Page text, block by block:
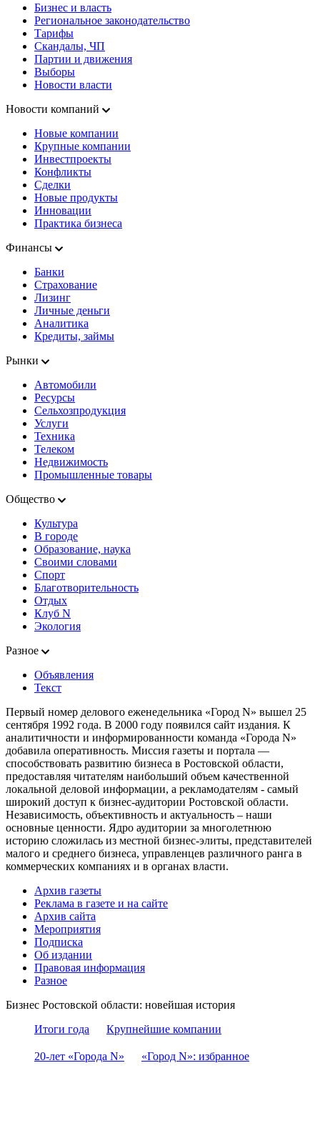
Бизнес и власть
Региональное законодательство
Тарифы
Скандалы, ЧП
Партии и движения
Выборы
Новости власти
Новости компаний
Новые компании
Крупные компании
Инвестпроекты
Конфликты
Сделки
Новые продукты
Инновации
Практика бизнеса
Финансы
Банки
Страхование
Лизинг
Личные деньги
Аналитика
Кредиты, займы
Рынки
Автомобили
Ресурсы
Сельхозпродукция
Услуги
Техника
Телеком
Недвижимость
Промышленные товары
Общество
Культура
В городе
Образование, наука
Своими словами
Спорт
Благотворительность
Отдых
Клуб N
Экология
Разное
Объявления
Текст
Первый номер делового еженедельника «Город N» вышел 25
сентября 1992 года. В 2000 году появился сайт издания. К
аналитичности и информированности команда «Города N»
добавила оперативность. Миссия газеты и портала —
способствовать развитию бизнеса в Ростовской области,
предоставляя читателям наибольший объем качественной
локальной деловой информации, а рекламодателям - самый
широкий доступ к бизнес-аудитории Ростовской области.
Независимость, объективность и актуальность – наши
основные ценности. Ядро аудитории за многолетнюю
историю сложилась из местной бизнес-элиты, представителей
малого и среднего бизнеса, управленцев различного ранга в
коммерческих компаниях и в органах власти.
Архив газеты
Реклама в газете и на сайте
Архив сайта
Мероприятия
Подписка
Об издании
Правовая информация
Разное
Бизнес Ростовской области: новейшая история
Итоги года
Крупнейшие компании
20-лет «Города N» «Город N»: избранное